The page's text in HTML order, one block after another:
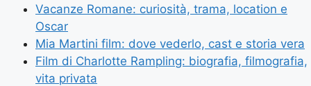
Vacanze Romane: curiosità, trama, location e
Oscar
Mia Martini film: dove vederlo, cast e storia vera
Film di Charlotte Rampling: biografia, filmografia,
vita privata